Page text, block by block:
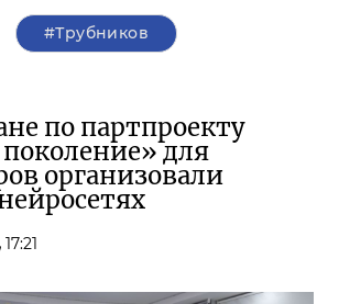
#Трубников
по партпроекту
для
организовали
17:21